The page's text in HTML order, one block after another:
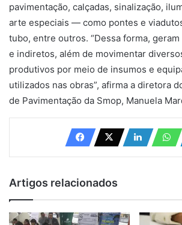
pavimentação, calçadas, sinalização,
arte especiais — como pontes e
tubo, entre outros. “Dessa forma,
e indiretos, além de movimentar
produtivos por meio de insumos e
utilizados nas obras”, afirma a diretora
de Pavimentação da Smop, Manuela
Artigos relacionados